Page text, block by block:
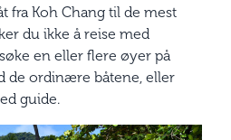
fra Koh Chang til de mest
du ikke å reise med
en eller flere øyer på
de ordinære båtene, eller
guide.